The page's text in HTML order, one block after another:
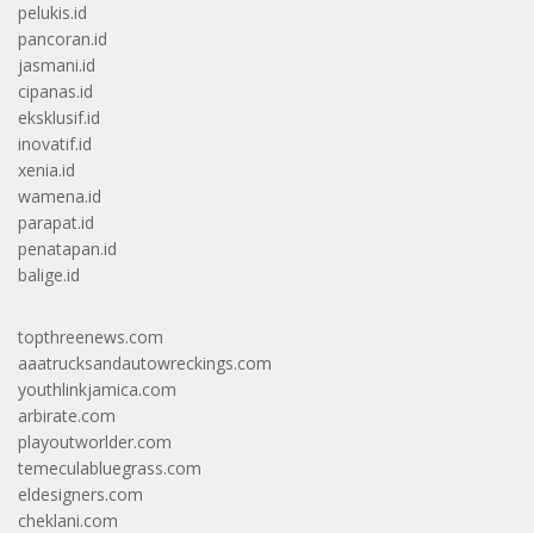
pelukis.id
pancoran.id
jasmani.id
cipanas.id
eksklusif.id
inovatif.id
xenia.id
wamena.id
parapat.id
penatapan.id
balige.id
topthreenews.com
aaatrucksandautowreckings.com
youthlinkjamica.com
arbirate.com
playoutworlder.com
temeculabluegrass.com
eldesigners.com
cheklani.com